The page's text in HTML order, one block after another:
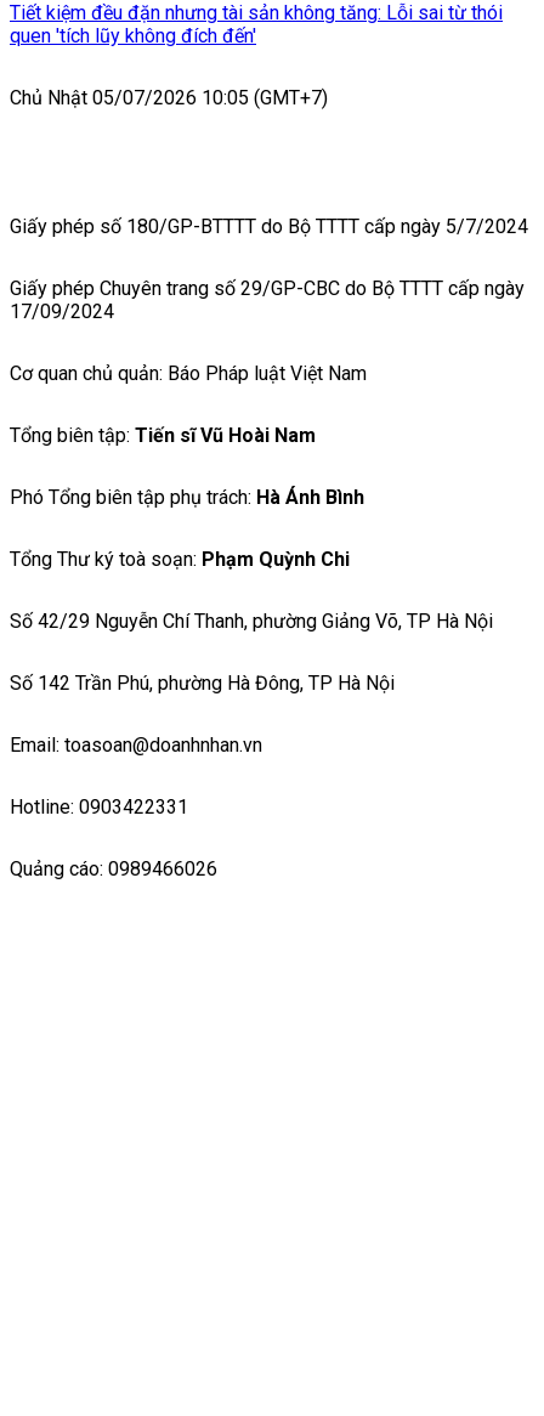
Tiết kiệm đều đặn nhưng tài sản không tăng: Lỗi sai từ thói
quen 'tích lũy không đích đến'
Chủ Nhật 05/07/2026 10:05 (GMT+7)
Giấy phép số 180/GP-BTTTT do Bộ TTTT cấp ngày 5/7/2024
Giấy phép Chuyên trang số 29/GP-CBC do Bộ TTTT cấp ngày
17/09/2024
Cơ quan chủ quản: Báo Pháp luật Việt Nam
Tổng biên tập: Tiến sĩ Vũ Hoài Nam
Phó Tổng biên tập phụ trách: Hà Ánh Bình
Tổng Thư ký toà soạn: Phạm Quỳnh Chi
Số 42/29 Nguyễn Chí Thanh, phường Giảng Võ, TP Hà Nội
Số 142 Trần Phú, phường Hà Đông, TP Hà Nội
Email: toasoan@doanhnhan.vn
Hotline: 0903422331
Quảng cáo: 0989466026